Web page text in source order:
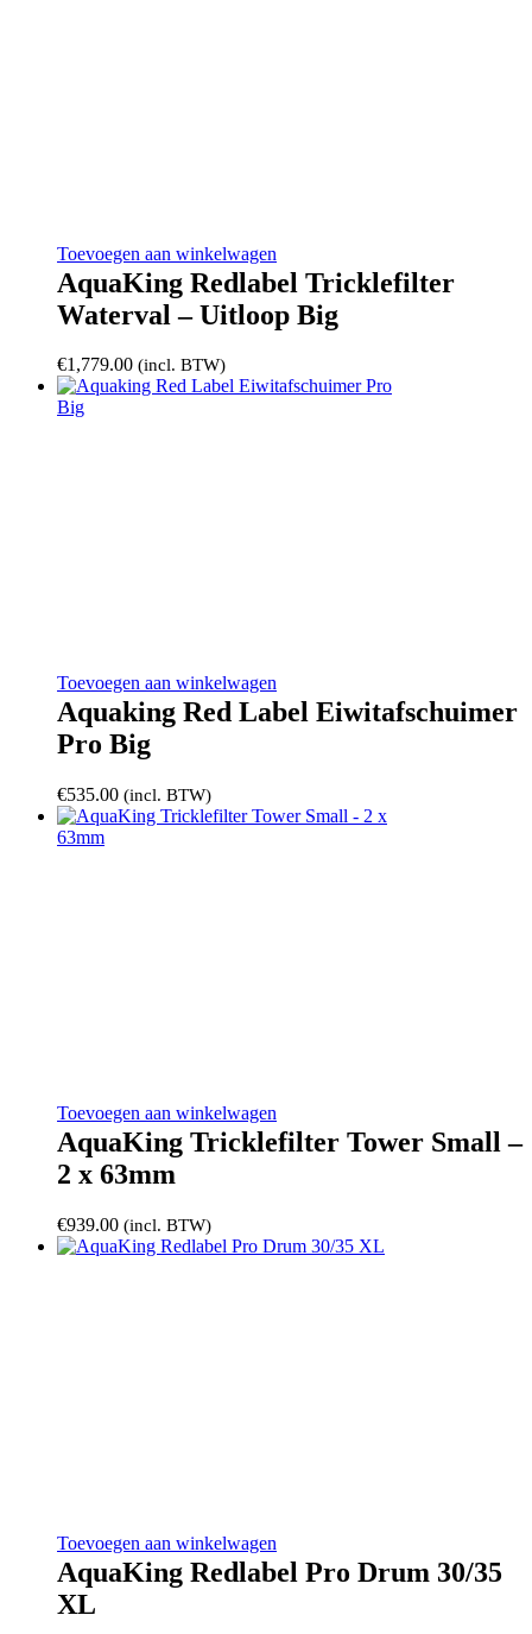
Toevoegen aan winkelwagen
AquaKing Redlabel Tricklefilter
Waterval – Uitloop Big
€1,779.00 (incl. BTW)
Toevoegen aan winkelwagen
Aquaking Red Label Eiwitafschuimer
Pro Big
€535.00 (incl. BTW)
Toevoegen aan winkelwagen
AquaKing Tricklefilter Tower Small –
2 x 63mm
€939.00 (incl. BTW)
Toevoegen aan winkelwagen
AquaKing Redlabel Pro Drum 30/35
XL